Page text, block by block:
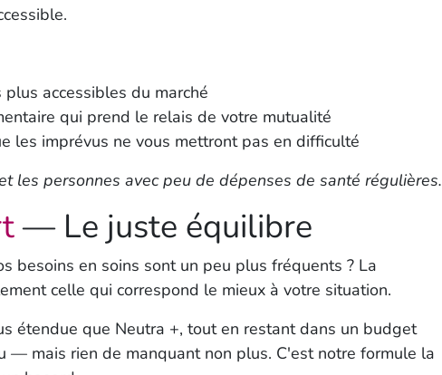
accessibles du marché
qui prend le relais de votre mutualité
les imprévus ne vous mettront pas en difficulté
les personnes avec peu de dépenses de santé régulières.
— Le juste équilibre
besoins en soins sont un peu plus fréquents ? La
celle qui correspond le mieux à votre situation.
étendue que Neutra +, tout en restant dans un budget
— mais rien de manquant non plus. C'est notre formule la